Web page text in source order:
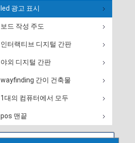
led 광고 표시
보드 작성 주도
인터랙티브 디지털 간판
야외 디지털 간판
wayfinding 간이 건축물
1대의 컴퓨터에서 모두
pos 맨끝